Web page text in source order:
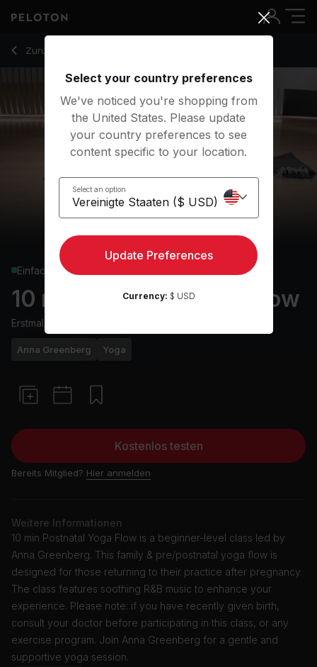
Zurück zu Yoga-Kurse
Zurück
Einfach
10 min Postnatal Yoga Flow
Erstmals ausgestrahlt am
Anna Greenberg Yoga
Kostenlos testen
Bereits Mitglied? Hier anmelden
Weitere Informationen
10 min Postnatal Yoga Flow is a beginner-level class led by
Anna Greenberg. This family & pre/postnatal yoga flow is
designed for those returning to their practice after pregnancy.
The class features soothing R&B music to enhance your
experience. Please note: if you have recently given birth,
consult your doctor before participating in this class, or any
exercise program. Join Anna Greenberg for a gentle and
supportive yoga session.
10 Min Postnatal Yoga Flow with R&B Music - Anna
Select your country preferences
We've noticed you're shopping from
the United States. Please update
your country preferences to see
content specific to your location.
Select an option
Update Preferences
Currency: $ USD